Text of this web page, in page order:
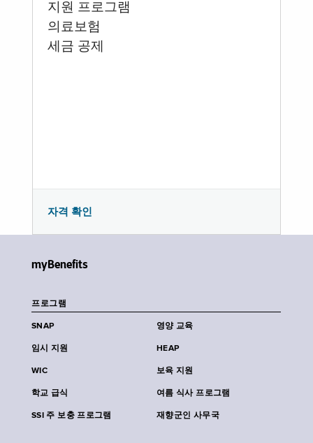
지원 프로그램
의료보험
세금 공제
자격 확인
myBenefits
프로그램
SNAP 영양 교육
임시 지원 HEAP
WIC 보육 지원
학교 급식 여름 식사 프로그램
SSI 주 보충 프로그램 재향군인 사무국